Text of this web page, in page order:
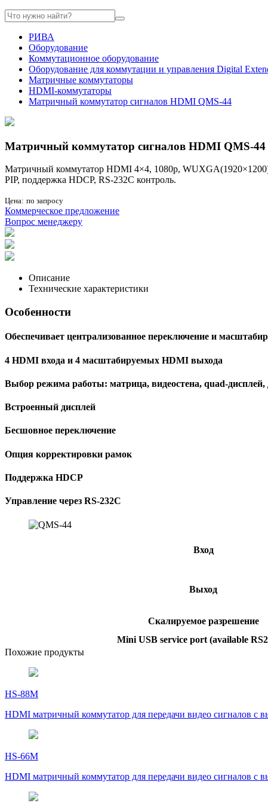
РИВА
Оборудование
Коммутационное оборудование
Оборудование для коммутации и управления Digital
Матричные коммутаторы
HDMI-коммутаторы
Матричный коммутатор сигналов HDMI QMS-44
Матричный коммутатор сигналов HDMI QMS-44
Матричный коммутатор HDMI 4×4, 1080p,
PIP, поддержка HDCP, RS-232C контроль.
Цена: по запросу
Коммерческое предложение
Вопрос менеджеру
Описание
Технические характеристики
Особенности
Обеспечивает централизованное переключение и
4 HDMI входа и 4 масштабируемых HDMI выхода
Выбор режима работы: матрица, видеостена, quad-дисплей,
Встроенный дисплей
Бесшовное переключение
Опция корректировки рамок
Поддержка HDCP
Управление через RS-232C
Вход
Выход
Скалируемое разрешение
Mini USB service port (available
Похожие продукты
HS-88M
HDMI матричный коммутатор для передачи видео сигналов с
HS-66M
HDMI матричный коммутатор для передачи видео сигналов с